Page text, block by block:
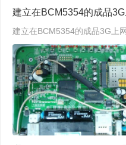
建立在BCM5354的成品